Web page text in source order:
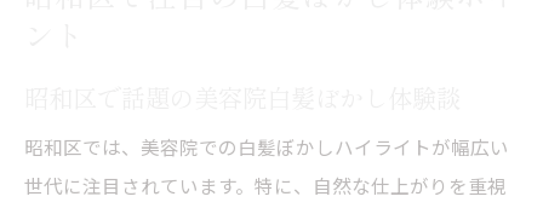
昭和区では、美容院での白髪ぼかしハイライトが幅広い
世代に注目されています。特に、自然な仕上がりを重視